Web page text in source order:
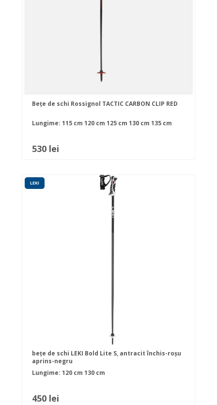
Bețe de schi Rossignol TACTIC CARBON CLIP RED
Lungime: 115 cm 120 cm 125 cm 130 cm 135 cm
530 lei
LEKI
bețe de schi LEKI Bold Lite S, antracit închis-roșu
aprins-negru
Lungime: 120 cm 130 cm
450 lei